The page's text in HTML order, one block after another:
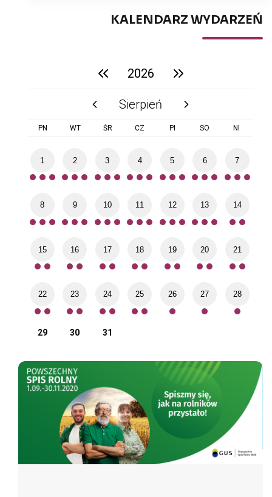
KALENDARZ WYDARZEŃ
poprzedni rok
2026 następny rok
poprzedni miesiąc
Sierpień następny miesiąc
PN WT ŚR CZ PI SO NI
1 2 3 4 5 6 7
8 9 10 11 12 13 14
15 16 17 18 19 20 21
22 23 24 25 26 27 28
29 30 31
Spis rolny